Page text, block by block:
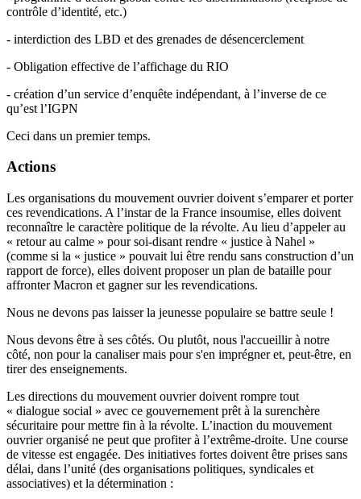
contrôle d’identité, etc.)
- interdiction des LBD et des grenades de désencerclement
- Obligation effective de l’affichage du RIO
- création d’un service d’enquête indépendant, à l’inverse de ce
qu’est l’IGPN
Ceci dans un premier temps.
Actions
Les organisations du mouvement ouvrier doivent s’emparer et porter
ces revendications. A l’instar de la France insoumise, elles doivent
reconnaître le caractère politique de la révolte. Au lieu d’appeler au
« retour au calme » pour soi-disant rendre « justice à Nahel »
(comme si la « justice » pouvait lui être rendu sans construction d’un
rapport de force), elles doivent proposer un plan de bataille pour
affronter Macron et gagner sur les revendications.
Nous ne devons pas laisser la jeunesse populaire se battre seule !
Nous devons être à ses côtés. Ou plutôt, nous l'accueillir à notre
côté, non pour la canaliser mais pour s'en imprégner et, peut-être, en
tirer des enseignements.
Les directions du mouvement ouvrier doivent rompre tout
« dialogue social » avec ce gouvernement prêt à la surenchère
sécuritaire pour mettre fin à la révolte. L’inaction du mouvement
ouvrier organisé ne peut que profiter à l’extrême-droite. Une course
de vitesse est engagée. Des initiatives fortes doivent être prises sans
délai, dans l’unité (des organisations politiques, syndicales et
associatives) et la détermination :